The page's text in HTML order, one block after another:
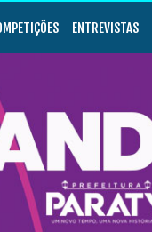
ENTREVISTAS